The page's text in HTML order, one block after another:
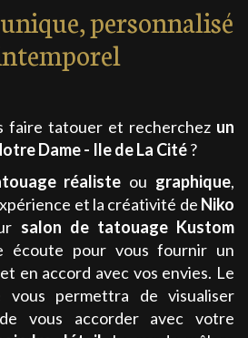
personnalisé
faire tatouer et recherchez un
Dame - Ile de La Cité?
réaliste ou graphique,
et la créativité de Niko
salon de tatouage Kustom
écoute pour vous fournir un
en accord avec vos envies. Le
vous permettra de visualiser
vous accorder avec votre